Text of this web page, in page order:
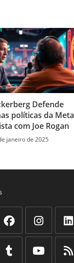
Defende
políticas da Meta
com Joe Rogan
janeiro de 2025
Abre
em
Abre
em